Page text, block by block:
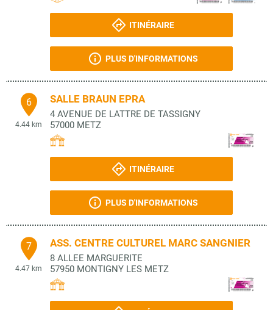
ITINÉRAIRE
PLUS D'INFORMATIONS
6
4.44 km
SALLE BRAUN EPRA
4 AVENUE DE LATTRE DE TASSIGNY
57000 METZ
ITINÉRAIRE
PLUS D'INFORMATIONS
7
4.47 km
ASS. CENTRE CULTUREL MARC SANGNIER
8 ALLEE MARGUERITE
57950 MONTIGNY LES METZ